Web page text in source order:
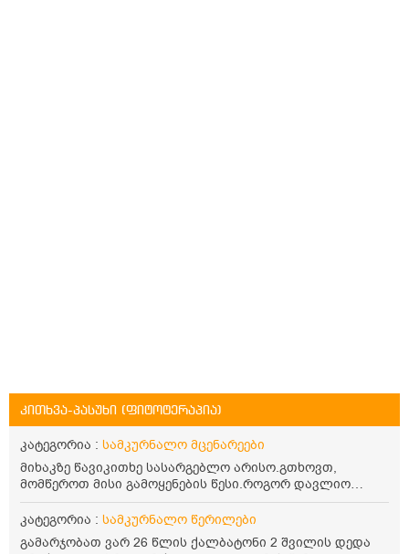
კითხვა-პასუხი (ფიტოტერაპია)
კატეგორია : სამკურნალო მცენარეები
მიხაკზე წავიკითხე სასარგებლო არისო.გთხოვთ,
მომწეროთ მისი გამოყენების წესი.როგორ დავლიო
მიხაკის ჩაი. ასევე მაინტერესებს ლეიკოციტები მაქვს
ოდნავ დაბალი და წავიკითხე ლეიკოციტების დონეს
კატეგორია : სამკურნალო წერილები
გამარჯობათ ვარ 26 წლის ქალბატონი 2 შვილის დედა